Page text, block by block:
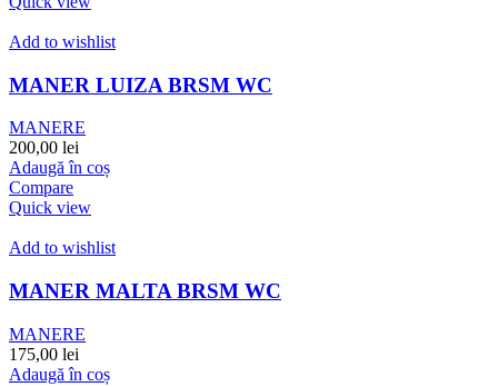
Add to wishlist
MANER LUIZA BRSM WC
MANERE
200,00 lei
Adaugă în coș
Compare
Quick view
Add to wishlist
MANER MALTA BRSM WC
MANERE
175,00 lei
Adaugă în coș